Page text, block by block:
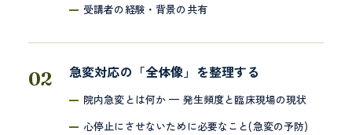
受講者の経験・背景の共有
急変対応の「全体像」を整理する
院内急変とは何か — 発生頻度と臨床現場の現状
心停止にさせないために必要なこと(急変の予防)